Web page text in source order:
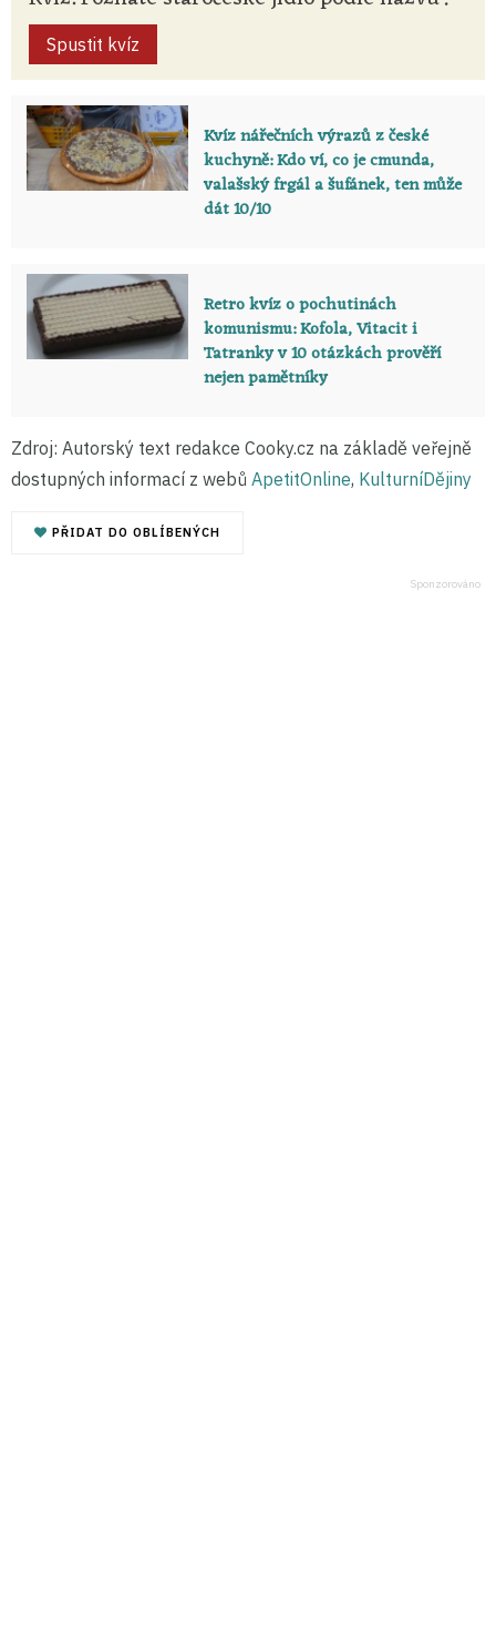
Spustit kvíz
Kvíz nářečních výrazů z české
kuchyně: Kdo ví, co je cmunda,
valašský frgál a šufánek, ten může
dát 10/10
Retro kvíz o pochutinách
komunismu: Kofola, Vitacit i
Tatranky v 10 otázkách prověří
nejen pamětníky
Zdroj: Autorský text redakce Cooky.cz na základě veřejně
dostupných informací z webů ApetitOnline, KulturníDějiny
PŘIDAT DO OBLÍBENÝCH